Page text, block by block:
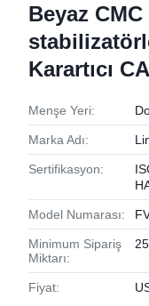
Beyaz CMC
Karartıcı
Menşe Yeri:
Marka Adı:
Sertifikasyon:
Model Numarası:
Minimum Sipariş
Miktarı:
Fiyat: